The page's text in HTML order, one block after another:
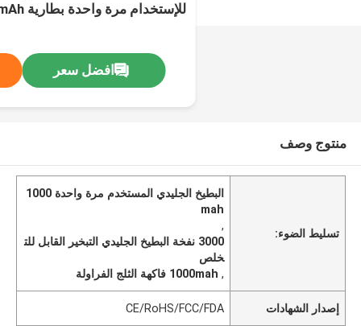
للإستخدام مرة واحدة بطارية 1000mAh
افضل سعر
منتوج وصف
تسليط الضوء:
البطيخ الجليدي المستخدم مرة واحدة 1000
mah
,
3000 نفخة البطيخ الجليدي التبخير القابل للت
خلص
, 1000mah فاكهة الثلج الفراولة
إصدار الشهادات CE/RoHS/FCC/FDA